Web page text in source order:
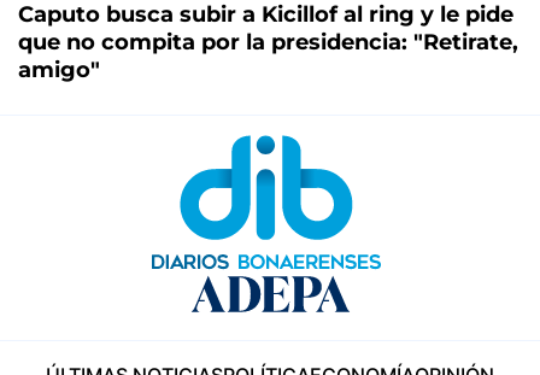
Caputo busca subir a Kicillof al ring y le pide
que no compita por la presidencia: "Retirate,
amigo"